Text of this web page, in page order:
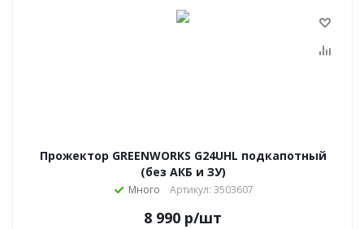
Прожектор GREENWORKS G24UHL подкапотный
(без АКБ и ЗУ)
Много Артикул: 3503607
8 990 р/шт